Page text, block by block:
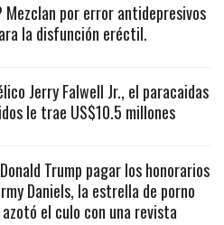
por error antidepresivos
la disfunción eréctil.
Jerry Falwell Jr., el paracaidas
le trae US$10.5 millones
Trump pagar los honorarios
Daniels, la estrella de porno
azotó el culo con una revista